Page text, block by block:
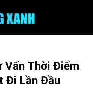
Vấn Thời Điểm
Đi Lần Đầu